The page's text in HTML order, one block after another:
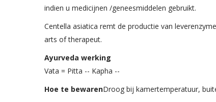
indien u medicijnen /geneesmiddelen gebruikt.
Centella asiatica remt de productie van
arts of therapeut.
Ayurveda werking
Vata = Pitta -- Kapha --
Hoe te bewarenDroog bij kamertemperatuur,